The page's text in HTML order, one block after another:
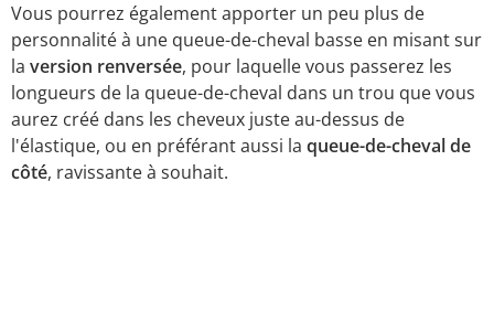
Vous pourrez également apporter un peu plus de
personnalité à une queue-de-cheval basse en misant sur
la version renversée, pour laquelle vous passerez les
longueurs de la queue-de-cheval dans un trou que vous
aurez créé dans les cheveux juste au-dessus de
l'élastique, ou en préférant aussi la queue-de-cheval de
côté, ravissante à souhait.